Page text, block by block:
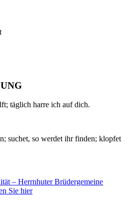
täglich harre ich auf dich.
suchet, so werdet ihr finden; klopfet
– Herrnhuter Brüdergemeine
Sie hier